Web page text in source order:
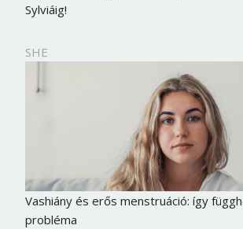
Sylviáig!
SHE
Vashiány és erős menstruáció: így
probléma